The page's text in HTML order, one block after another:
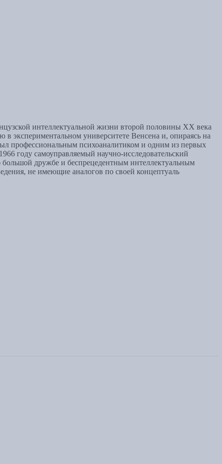
интеллектуальной жизни второй половины XX века
экспериментальном университете Венсена и, опираясь на
профессиональным психоаналитиком и одним из первых
году самоуправляемый научно-исследовательский
дружбе и беспрецедентным интеллектуальным
не имеющие аналогов по своей концептуаль